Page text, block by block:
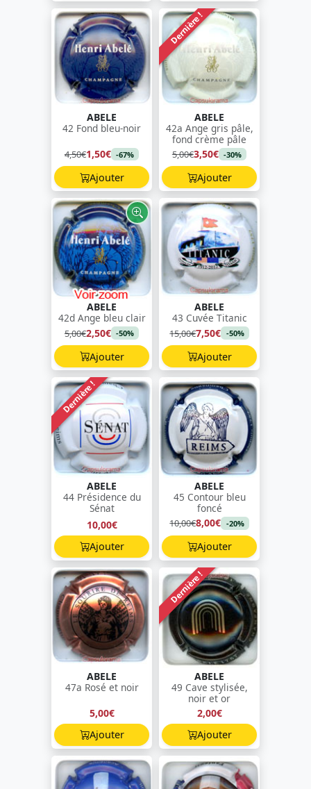
ABELE
42 Fond bleu-noir
4,50€1,50€ -67%
Ajouter
Dernière !
ABELE
42a Ange gris pâle,
fond crème pâle
5,00€3,50€ -30%
Ajouter
ABELE
42d Ange bleu clair
5,00€2,50€ -50%
Ajouter
ABELE
43 Cuvée Titanic
15,00€7,50€ -50%
Ajouter
Dernière !
ABELE
44 Présidence du
Sénat
10,00€
Ajouter
ABELE
45 Contour bleu
foncé
10,00€8,00€ -20%
Ajouter
ABELE
47a Rosé et noir
5,00€
Ajouter
Dernière !
ABELE
49 Cave stylisée,
noir et or
2,00€
Ajouter